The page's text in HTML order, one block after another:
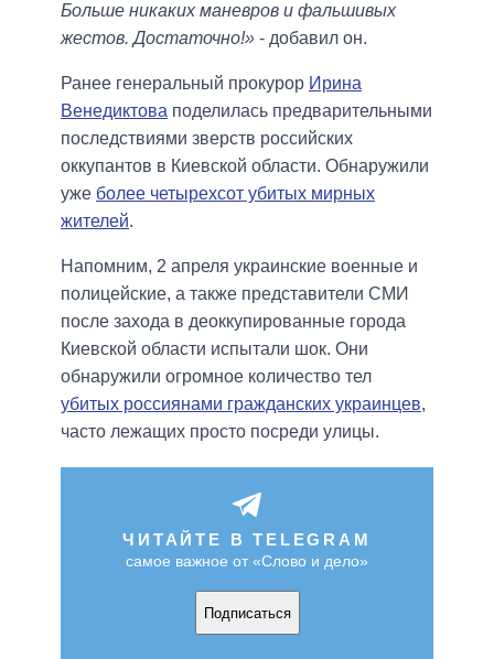
Больше никаких маневров и фальшивых
жестов. Достаточно!» - добавил он.
Ранее генеральный прокурор Ирина
Венедиктова поделилась предварительными
последствиями зверств российских
оккупантов в Киевской области. Обнаружили
уже более четырехсот убитых мирных
жителей.
Напомним, 2 апреля украинские военные и
полицейские, а также представители СМИ
после захода в деоккупированные города
Киевской области испытали шок. Они
обнаружили огромное количество тел
убитых россиянами гражданских украинцев,
часто лежащих просто посреди улицы.
ЧИТАЙТЕ В TELEGRAM
самое важное от «Слово и дело»
Подписаться